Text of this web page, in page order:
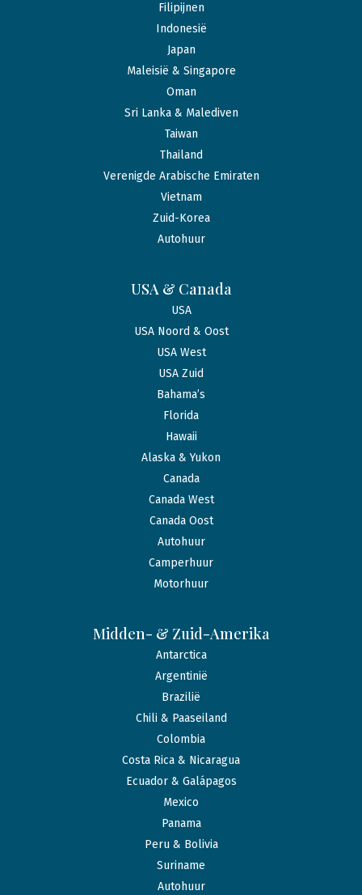
Filipijnen
Indonesië
Japan
Maleisië & Singapore
Oman
Sri Lanka & Malediven
Taiwan
Thailand
Verenigde Arabische Emiraten
Vietnam
Zuid-Korea
Autohuur
USA & Canada
USA
USA Noord & Oost
USA West
USA Zuid
Bahama’s
Florida
Hawaii
Alaska & Yukon
Canada
Canada West
Canada Oost
Autohuur
Camperhuur
Motorhuur
Midden- & Zuid-Amerika
Antarctica
Argentinië
Brazilië
Chili & Paaseiland
Colombia
Costa Rica & Nicaragua
Ecuador & Galápagos
Mexico
Panama
Peru & Bolivia
Suriname
Autohuur